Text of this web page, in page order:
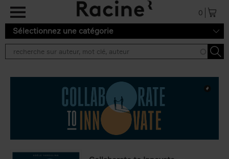
Aller au contenu principal
0
Sélectionnez une catégorie